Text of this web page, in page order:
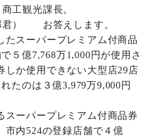
観光課長。
君） お答えします。
スーパープレミアム付商品
５億7,768万1,000円が使用さ
しか使用できない大型店29店
たのは３億3,979万9,000円
ーパープレミアム付商品券
市内524の登録店舗で４億